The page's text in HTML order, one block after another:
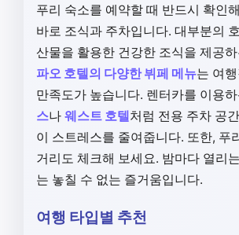
푸리 숙소를 예약할 때 반드시 확인
바로 조식과 주차입니다. 대부분의
산물을 활용한 건강한 조식을 제공
파오 호텔의 다양한 뷔페 메뉴는 여
만족도가 높습니다. 렌터카를 이용
스나 웨스트 호텔처럼 전용 주차 공
이 스트레스를 줄여줍니다. 또한, 푸
거리도 체크해 보세요. 밤마다 열리
는 놓칠 수 없는 즐거움입니다.
여행 타입별 추천